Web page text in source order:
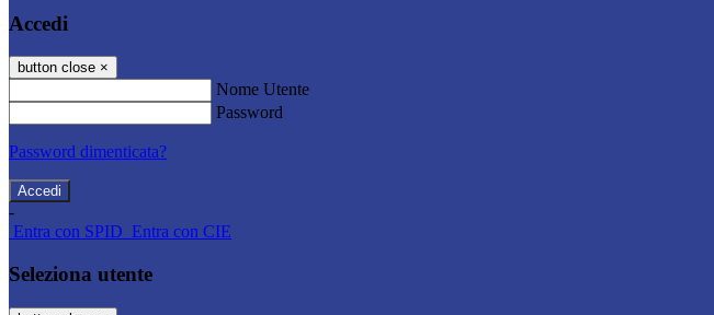
Accedi
button close ×
Nome Utente
Password
Password dimenticata?
-
Entra con SPID Entra con CIE
Seleziona utente